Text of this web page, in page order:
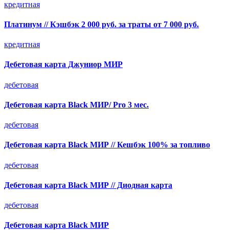
кредитная
Платинум // Кэшбэк 2 000 руб. за траты от 7 000 руб.
кредитная
Дебетовая карта Джуниор МИР
дебетовая
Дебетовая карта Black МИР/ Pro 3 мес.
дебетовая
Дебетовая карта Black МИР // Кешбэк 100% за топливо
дебетовая
Дебетовая карта Black МИР // Диодная карта
дебетовая
Дебетовая карта Black МИР